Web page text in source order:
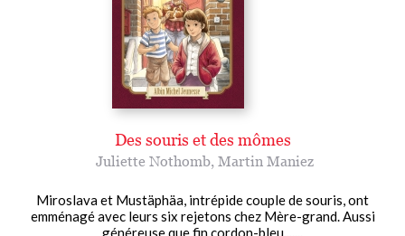
Des souris et des mômes
Juliette Nothomb, Martin Maniez
Miroslava et Mustäphäa, intrépide couple de souris, ont
emménagé avec leurs six rejetons chez Mère-grand. Aussi
généreuse que fin cordon-bleu,......